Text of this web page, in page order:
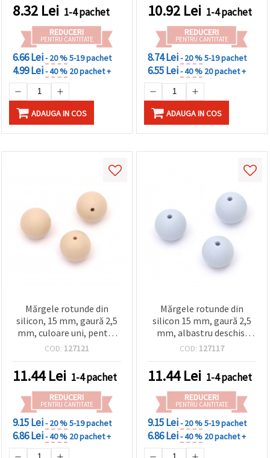
8.32 Lei 1-4 pachet
REDUCERI
PENTRU CANTITATE
6.66 Lei- 20 %5-19 pachet
4.99 Lei- 40 % 20 pachet +
ADAUGA IN COS
10.92 Lei 1-4 pachet
REDUCERI
PENTRU CANTITATE
8.74 Lei- 20 %5-19 pachet
6.55 Lei- 40 % 20 pachet +
ADAUGA IN COS
Mărgele rotunde din
silicon, 15 mm, gaură 2,5
mm, culoare uni, pentru
bijuterii și hobby – 5
COD: 127121
11.44Lei 1-4 pachet
REDUCERI
PENTRU CANTITATE
9.15 Lei- 20 %5-19 pachet
6.86 Lei- 40 % 20 pachet +
Mărgele rotunde din
silicon 15 mm, gaură 2,5
mm, albastru deschis,
accesorii pentru bijuterii
COD: 127117
11.44Lei 1-4 pachet
REDUCERI
PENTRU CANTITATE
9.15 Lei- 20 %5-19 pachet
6.86 Lei- 40 % 20 pachet +